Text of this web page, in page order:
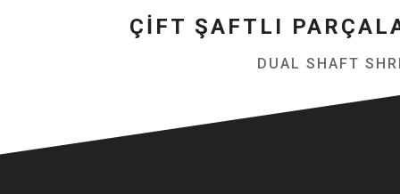
ÇIFT ŞAFTLI
DUAL SHAFT